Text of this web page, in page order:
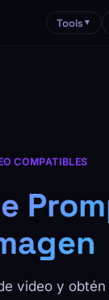
Tools▼
COMPATIBLES
video y